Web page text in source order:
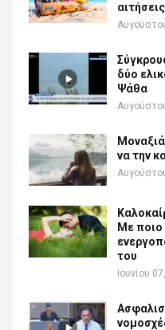
αιτήσεις
δύο
Ψάθα
να την
Με
του
Ιουνίου